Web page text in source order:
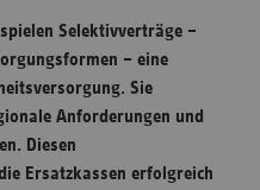
Selektivverträge –
– eine
Sie
Anforderungen und
Diesen
Ersatzkassen erfolgreich